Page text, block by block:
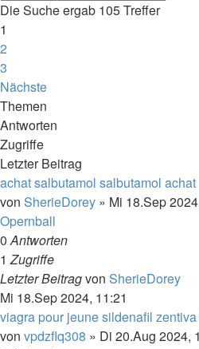
Die Suche ergab 105 Treffer
1
2
3
Nächste
Themen
Antworten
Zugriffe
Letzter Beitrag
achat salbutamol salbutamol achat
von SherieDorey » Mi 18.Sep
Opernball
0Antworten
1Zugriffe
Letzter Beitragvon SherieDorey
Mi 18.Sep 2024, 11:21
viagra pour jeune sildenafil
von vpdzflq308 » Di 20.Aug 2024,